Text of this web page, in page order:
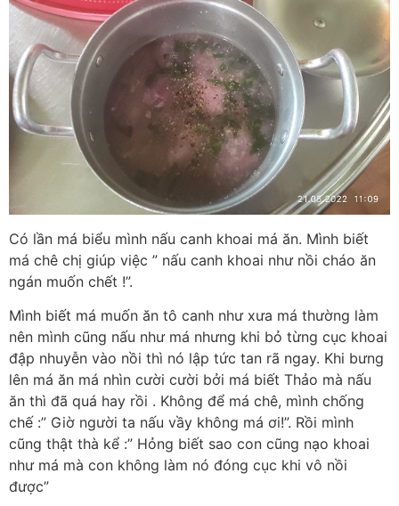
Có lần má biểu mình nấu canh khoai má ăn. Mình biết
má chê chị giúp việc ” nấu canh khoai như nồi cháo ăn
ngán muốn chết !”.
Mình biết má muốn ăn tô canh như xưa má thường làm
nên mình cũng nấu như má nhưng khi bỏ từng cục khoai
đập nhuyễn vào nồi thì nó lập tức tan rã ngay. Khi bưng
lên má ăn má nhìn cười cười bởi má biết Thảo mà nấu
ăn thì đã quá hay rồi . Không để má chê, mình chống
chế :” Giờ người ta nấu vầy không má ơi!”. Rồi mình
cũng thật thà kể :” Hỏng biết sao con cũng nạo khoai
như má mà con không làm nó đóng cục khi vô nồi
được”